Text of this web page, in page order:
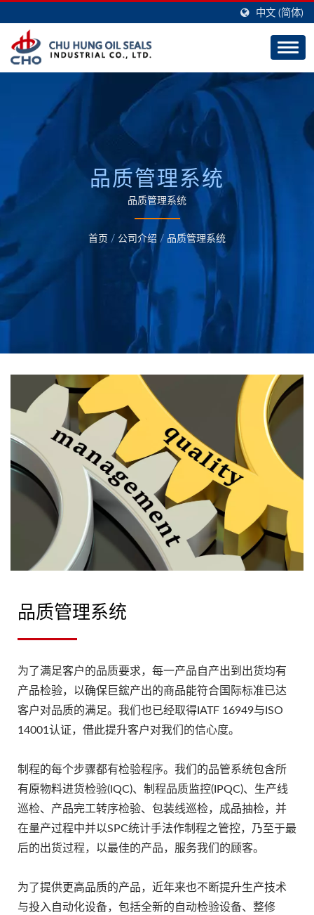
中文 (简体)
品质管理系统
品质管理系统
首页 / 公司介绍 / 品质管理系统
品质管理系统
为了满足客户的品质要求，每一产品自产出到出货均有
产品检验，以确保巨鋐产出的商品能符合国际标准已达
客户对品质的满足。我们也已经取得IATF 16949与ISO
14001认证，借此提升客户对我们的信心度。
制程的每个步骤都有检验程序。我们的品管系统包含所
有原物料进货检验(IQC)、制程品质监控(IPQC)、生产线
巡检、产品完工转序检验、包装线巡检，成品抽检，并
在量产过程中并以SPC统计手法作制程之管控，乃至于最
后的出货过程，以最佳的产品，服务我们的顾客。
为了提供更高品质的产品，近年来也不断提升生产技术
与投入自动化设备，包括全新的自动检验设备、整修